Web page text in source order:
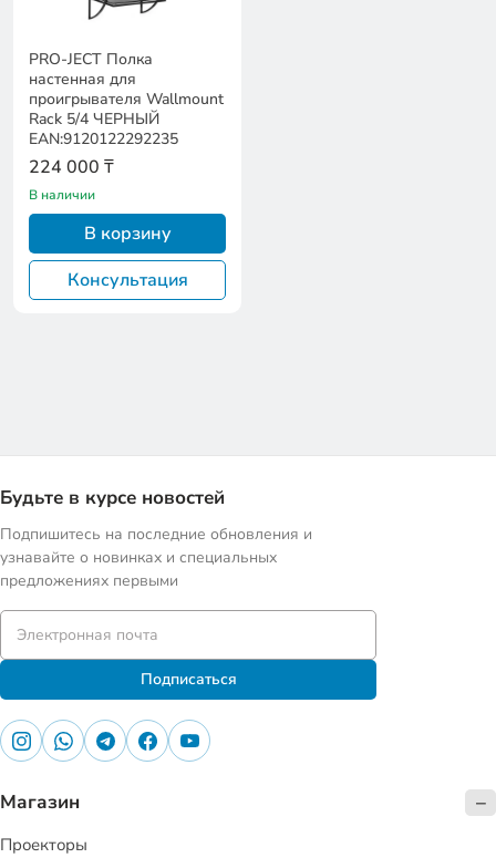
PRO-JECT Полка
настенная для
проигрывателя Wallmount
Rack 5/4 ЧЕРНЫЙ
EAN:9120122292235
224 000 ₸
В наличии
В корзину
Консультация
Будьте в курсе новостей
Подпишитесь на последние обновления и
узнавайте о новинках и специальных
предложениях первыми
Подписаться
Магазин
Проекторы